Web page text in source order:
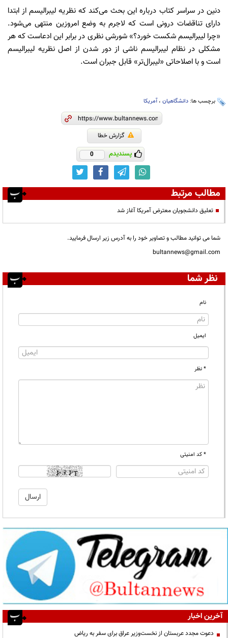
دنین در سراسر کتاب درباره این بحث می‌کند که نظریه لیبرالیسم از ابتدا
دارای تناقضات درونی است که لاجرم به وضع امروزین منتهی می‌شود.
«چرا لیبرالیسم شکست خورد؟» شورشی نظری در برابر این ادعاست که هر
مشکلی در نظام لیبرالیسم ناشی از دور شدن از اصل نظریه لیبرالیسم
است و با اصلاحاتی «لیبرال‌تر» قابل جبران است.
برچسب ها: دانشگاهیان ،آمریکا
گزارش خطا
پسندیدم 0
مطالب مرتبط
تعلیق دانشجویان معترض آمریکا آغاز شد
شما می توانید مطالب و تصاویر خود را به آدرس زیر ارسال فرمایید.
bultannews@gmail.com
نظر شما
نام
ایمیل
* نظر
* کد امنیتی
آخرین اخبار
دعوت مجدد عربستان از نخست‌وزیر عراق برای سفر به ریاض